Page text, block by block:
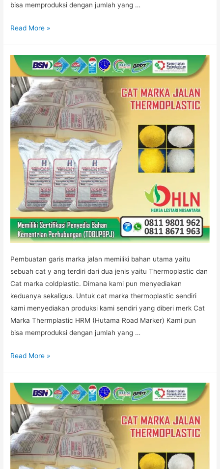
bisa memproduksi dengan jumlah yang …
PABRIK
JAKARTA
Read More »
Pembuatan garis marka jalan memiliki bahan utama yaitu
sebuah cat y ang terdiri dari dua jenis yaitu Thermoplastic dan
Cat marka coldplastic. Dimana kami pun menyediakan
keduanya sekaligus. Untuk cat marka thermoplastic sendiri
kami menyediakan produksi kami sendiri yang diberi merk Cat
Marka Thermplastic HRM (Hutama Road Marker) Kami pun
bisa memproduksi dengan jumlah yang …
CAT
Read More »